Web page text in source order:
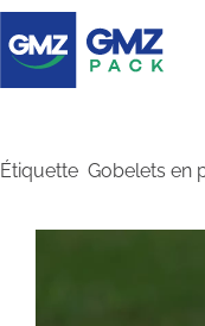
Étiquette Gobelets en